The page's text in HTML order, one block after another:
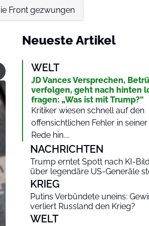
Front gezwungen
Neueste Artikel
WELT
JD Vances Versprechen,
verfolgen, geht nach hinten
fragen: „Was ist mit Trump?“
Kritiker wiesen schnell auf den
offensichtlichen Fehler in
Rede hin....
NACHRICHTEN
Trump erntet Spott nach KI-
über legendäre US-Generäle
KRIEG
Putins Verbündete uneins:
verliert Russland den Krieg?
WELT